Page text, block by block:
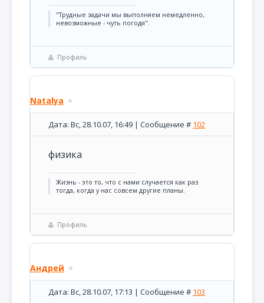
"Трудные задачи мы выполняем немедленно,
невозможные - чуть погодя".
Профиль
Natalya
Дата: Вс, 28.10.07, 16:49 | Сообщение # 102
физика
Жизнь - это то, что с нами случается как раз
тогда, когда у нас совсем другие планы.
Профиль
Андрей
Дата: Вс, 28.10.07, 17:13 | Сообщение # 103